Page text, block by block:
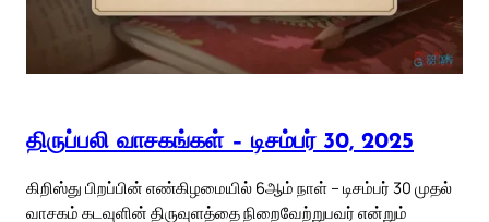
திருப்பலி வாசகங்கள் – டிசம்பர் 30, 2025
கிறிஸ்து பிறப்பின் எண்கிழமையில் 6ஆம் நாள் – டிசம்பர் 30 முதல்
வாசகம் கடவுளின் திருவுளத்தை நிறைவேற்றுபவர் என்றும்